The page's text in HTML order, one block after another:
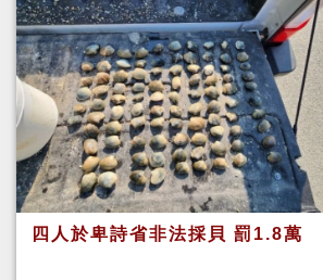
四人於卑詩省非法採貝 罰1.8萬